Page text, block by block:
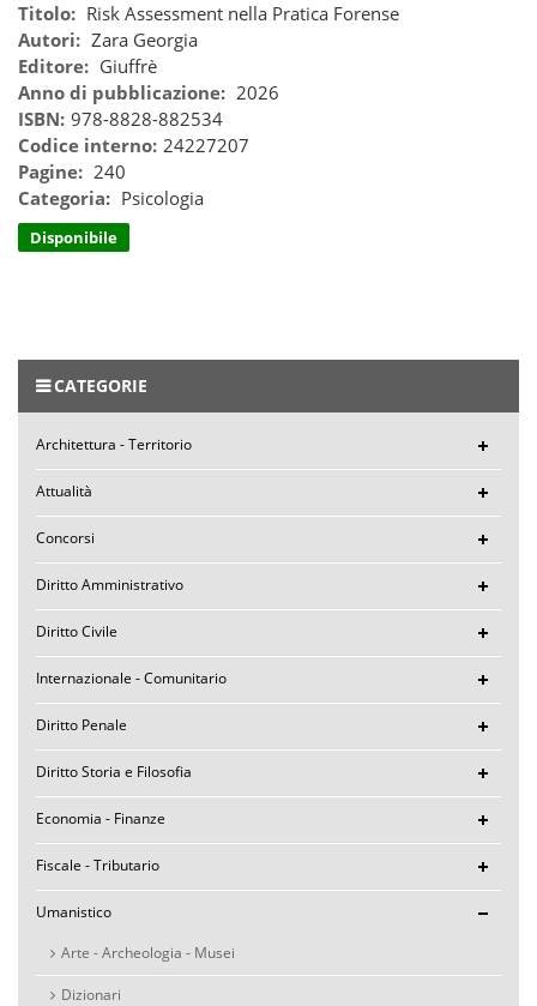
Titolo: Risk Assessment nella Pratica Forense
Autori: Zara Georgia
Editore: Giuffrè
Anno di pubblicazione: 2026
ISBN: 978-8828-882534
Codice interno: 24227207
Pagine: 240
Categoria: Psicologia
Disponibile
CATEGORIE
Architettura - Territorio
Attualità
Concorsi
Diritto Amministrativo
Diritto Civile
Internazionale - Comunitario
Diritto Penale
Diritto Storia e Filosofia
Economia - Finanze
Fiscale - Tributario
Umanistico
Arte - Archeologia - Musei
Dizionari